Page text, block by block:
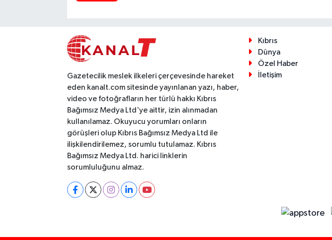
Gazetecilik meslek ilkeleri çerçevesinde hareket
eden kanalt.com sitesinde yayınlanan yazı, haber,
video ve fotoğrafların her türlü hakkı Kıbrıs
Bağımsız Medya Ltd'ye aittir, izin alınmadan
kullanılamaz. Okuyucu yorumları onların
görüşleri olup Kıbrıs Bağımsız Medya Ltd ile
ilişkilendirilemez, sorumlu tutulamaz. Kıbrıs
Bağımsız Medya Ltd. harici linklerin
sorumluluğunu almaz.
Kıbrıs
Dünya
Özel Haber
İletişim